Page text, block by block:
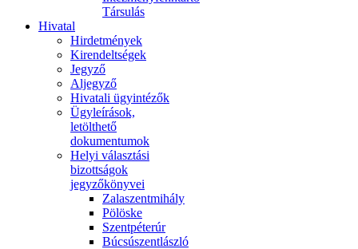
Társulás
Hivatal
Hirdetmények
Kirendeltségek
Jegyző
Aljegyző
Hivatali ügyintézők
Ügyleírások,
letölthető
dokumentumok
Helyi választási
bizottságok
jegyzőkönyvei
Zalaszentmihály
Pölöske
Szentpéterúr
Búcsúszentlászló